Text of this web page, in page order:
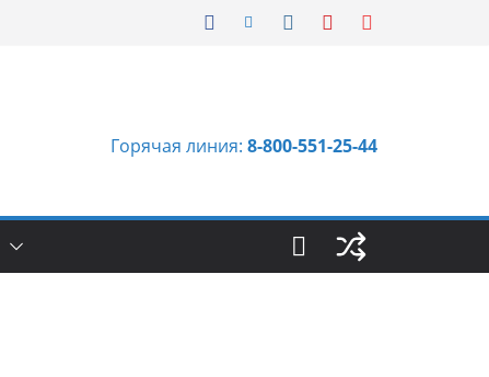
Горячая линия: 8-800-551-25-44